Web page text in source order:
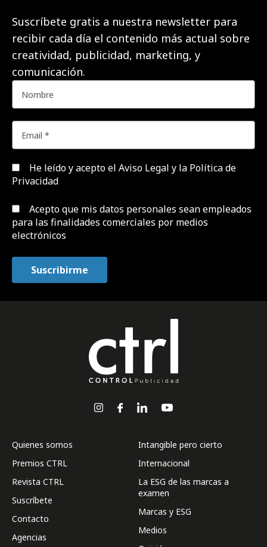
Suscríbete gratis a nuestra newsletter para
recibir cada día el contenido más actual sobre
creatividad, publicidad, marketing, y
comunicación.
He leído y acepto el Aviso Legal y la Política de
Privacidad
Acepto que mis datos personales sean empleados
para las finalidades comerciales por medios
electrónicos
Quienes somos
Premios CTRL
Revista CTRL
Suscríbete
Contacto
Agencias
Intangible pero cierto
Internacional
La ESG de las marcas a
examen
Marcas y ESG
Medios